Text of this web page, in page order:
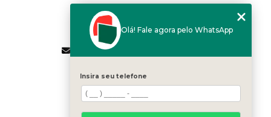
(11) 2564-4684
(11) 94168-2041
contato.vendas@alfilm.com.br
MENU
HOME
QUEM SOMOS
SERVIÇOS
Olá! Fale agora pelo WhatsApp
Insira seu telefone